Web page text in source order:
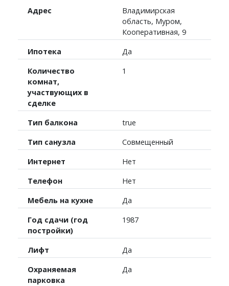
Адрес
Владимирская
область, Муром,
Кооперативная, 9
Ипотека
Да
Количество
комнат,
участвующих в
сделке
1
Тип балкона
true
Тип санузла
Совмещенный
Интернет
Нет
Телефон
Нет
Мебель на кухне
Да
Год сдачи (год
постройки)
1987
Лифт
Да
Охраняемая
парковка
Да